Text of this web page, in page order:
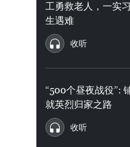
工勇救老人，一实习
生遇难
收听
“500个昼夜战役”:
就英烈归家之路
收听